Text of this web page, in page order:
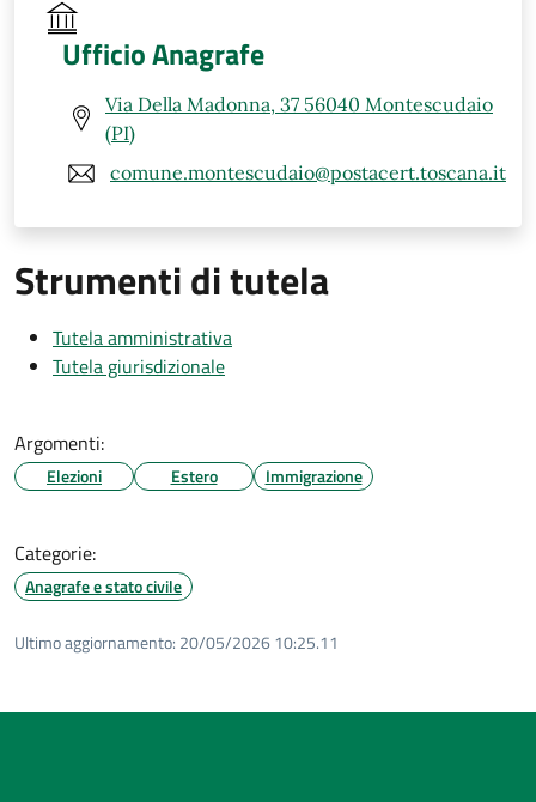
Ufficio Anagrafe
Via Della Madonna, 37 56040 Montescudaio
(PI)
comune.montescudaio@postacert.toscana.it
Strumenti di tutela
Tutela amministrativa
Tutela giurisdizionale
Argomenti:
Elezioni Estero Immigrazione
Categorie:
Anagrafe e stato civile
Ultimo aggiornamento: 20/05/2026 10:25.11